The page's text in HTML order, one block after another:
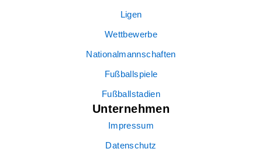
Ligen
Wettbewerbe
Nationalmannschaften
Fußballspiele
Fußballstadien
Unternehmen
Impressum
Datenschutz